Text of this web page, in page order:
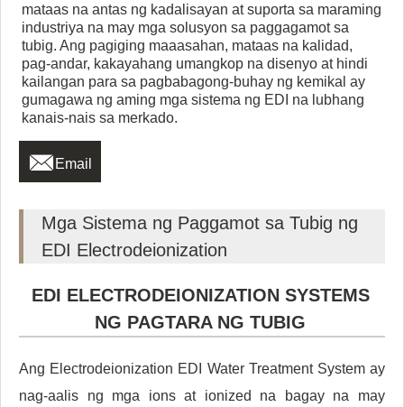
mataas na antas ng kadalisayan at suporta sa maraming
industriya na may mga solusyon sa paggagamot sa
tubig. Ang pagiging maaasahan, mataas na kalidad,
pag-andar, kakayahang umangkop na disenyo at hindi
kailangan para sa pagbabagong-buhay ng kemikal ay
gumagawa ng aming mga sistema ng EDI na lubhang
kanais-nais sa merkado.
 Email
Mga Sistema ng Paggamot sa Tubig ng
EDI Electrodeionization
EDI ELECTRODEIONIZATION SYSTEMS
NG PAGTARA NG TUBIG
Ang Electrodeionization EDI Water Treatment System ay
nag-aalis ng mga ions at ionized na bagay na may